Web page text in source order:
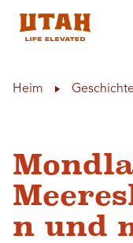
Heim
n und